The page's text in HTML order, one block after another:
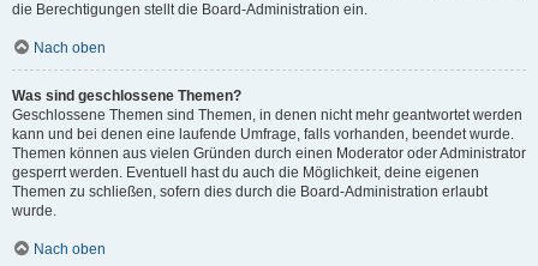
die Berechtigungen stellt die Board-Administration ein.
Nach oben
Was sind geschlossene Themen?
Geschlossene Themen sind Themen, in denen nicht mehr geantwortet werden
kann und bei denen eine laufende Umfrage, falls vorhanden, beendet wurde.
Themen können aus vielen Gründen durch einen Moderator oder Administrator
gesperrt werden. Eventuell hast du auch die Möglichkeit, deine eigenen
Themen zu schließen, sofern dies durch die Board-Administration erlaubt
wurde.
Nach oben